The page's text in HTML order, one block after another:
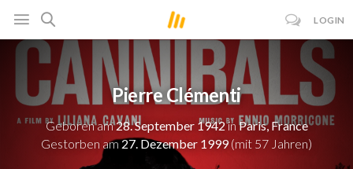
LOGIN
Pierre Clémenti
Geboren am28. September 1942in Paris, France
Gestorben am27. Dezember 1999(mit 57 Jahren)